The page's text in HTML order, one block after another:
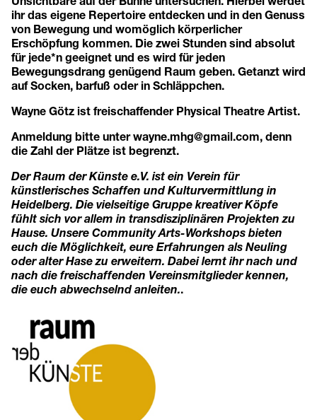
ihr das eigene Repertoire entdecken und in den Genuss
von Bewegung und womöglich körperlicher
Erschöpfung kommen. Die zwei Stunden sind absolut
für jede*n geeignet und es wird für jeden
Bewegungsdrang genügend Raum geben. Getanzt wird
auf Socken, barfuß oder in Schläppchen.
Wayne Götz ist freischaffender Physical Theatre Artist.
Anmeldung bitte unterwayne.mhg@gmail.com, denn
die Zahl der Plätze ist begrenzt.
Der Raum der Künste e.V. ist ein Verein für
künstlerisches Schaffen und Kulturvermittlung in
Heidelberg. Die vielseitige Gruppe kreativer Köpfe
fühlt sich vor allem in transdisziplinären Projekten zu
Hause. Unsere Community Arts-Workshops bieten
euch die Möglichkeit, eure Erfahrungen als Neuling
oder alter Hase zu erweitern. Dabei lernt ihr nach und
nach die freischaffenden Vereinsmitglieder kennen,
die euch abwechselnd anleiten..